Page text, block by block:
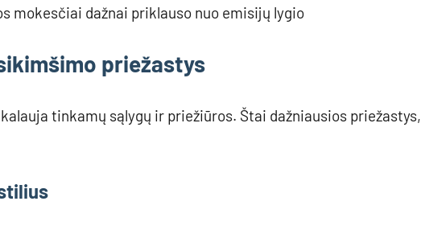
mokesčiai dažnai priklauso nuo emisijų lygio
priežastys
tinkamų sąlygų ir priežiūros. Štai dažniausios priežastys,